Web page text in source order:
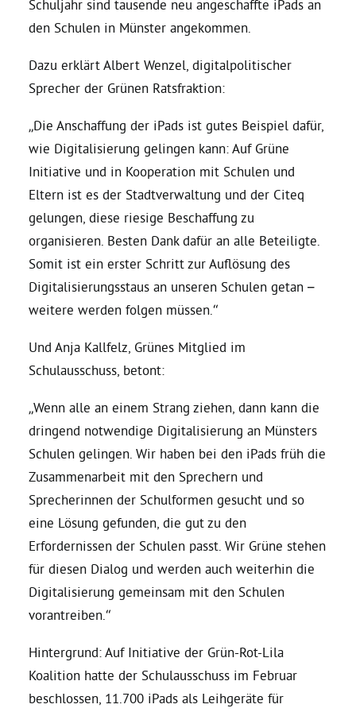
Delegierte
Grüne im Rathaus
Ratsfraktion
Ratsmitglieder 2025 – 2030
Ratsanträge
Fraktionsgeschäftsstelle
Aktiv werden
Termine
Arbeitsgruppen
Mitglied werden
Kommunalpolitik
Engagement-Sprechstunde
Schuljahr sind tausende neu angeschaffte iPads an
den Schulen in Münster angekommen.
Dazu erklärt Albert Wenzel, digitalpolitischer
Sprecher der Grünen Ratsfraktion:
„Die Anschaffung der iPads ist gutes Beispiel dafür,
wie Digitalisierung gelingen kann: Auf Grüne
Initiative und in Kooperation mit Schulen und
Eltern ist es der Stadtverwaltung und der Citeq
gelungen, diese riesige Beschaffung zu
organisieren. Besten Dank dafür an alle Beteiligte.
Somit ist ein erster Schritt zur Auflösung des
Digitalisierungsstaus an unseren Schulen getan –
weitere werden folgen müssen.“
Und Anja Kallfelz, Grünes Mitglied im
Schulausschuss, betont:
„Wenn alle an einem Strang ziehen, dann kann die
dringend notwendige Digitalisierung an Münsters
Schulen gelingen. Wir haben bei den iPads früh die
Zusammenarbeit mit den Sprechern und
Sprecherinnen der Schulformen gesucht und so
eine Lösung gefunden, die gut zu den
Erfordernissen der Schulen passt. Wir Grüne stehen
für diesen Dialog und werden auch weiterhin die
Digitalisierung gemeinsam mit den Schulen
vorantreiben.“
Hintergrund: Auf Initiative der Grün-Rot-Lila
Koalition hatte der Schulausschuss im Februar
beschlossen, 11.700 iPads als Leihgeräte für